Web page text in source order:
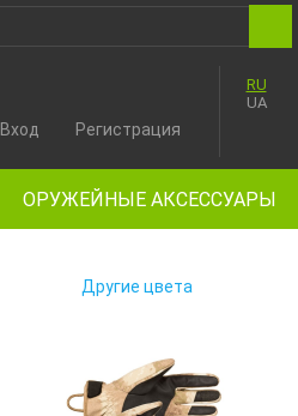
RU
UA
Вход Регистрация
ОРУЖЕЙНЫЕ АКСЕССУАРЫ
Другие цвета